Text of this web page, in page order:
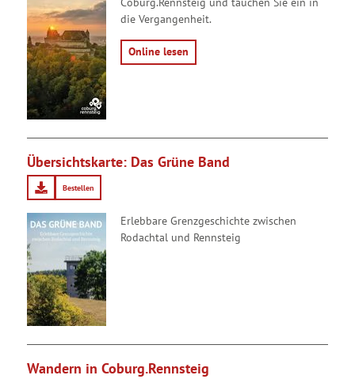
die Vergangenheit.
Online lesen
Übersichtskarte: Das Grüne Band
Bestellen
Erlebbare Grenzgeschichte zwischen
Rodachtal und Rennsteig
Wandern in Coburg.Rennsteig